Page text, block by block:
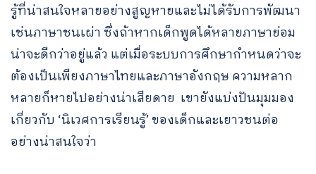
รู้ที่น่าสนใจหลายอย่างสูญหายและไม่ได้รับการพัฒนา
เช่นภาษาชนเผ่า ซึ่งถ้าหากเด็กพูดได้หลายภาษาย่อม
น่าจะดีกว่าอยู่แล้ว แต่เมื่อระบบการศึกษากำหนดว่าจะ
ต้องเป็นเพียงภาษาไทยและภาษาอังกฤษ ความหลาก
หลายก็หายไปอย่างน่าเสียดาย เขายังแบ่งปันมุมมอง
เกี่ยวกับ ‘นิเวศการเรียนรู้’ ของเด็กและเยาวชนต่อ
อย่างน่าสนใจว่า